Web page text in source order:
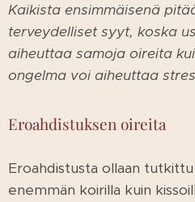
Kaikista ensimmäisenä
terveydelliset syyt, koska
aiheuttaa samoja oireita
ongelma voi aiheuttaa
Eroahdistuksen oireita
Eroahdistusta ollaan
enemmän koirilla kuin